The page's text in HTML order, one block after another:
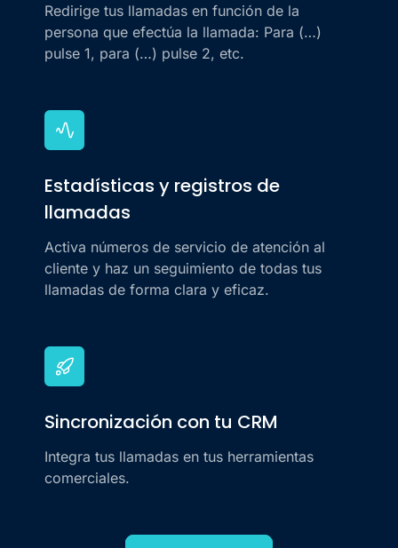
Redirige tus llamadas en función de la
persona que efectúa la llamada: Para (…)
pulse 1, para (…) pulse 2, etc.
Estadísticas y registros de
llamadas
Activa números de servicio de atención al
cliente y haz un seguimiento de todas tus
llamadas de forma clara y eficaz.
Sincronización con tu CRM
Integra tus llamadas en tus herramientas
comerciales.